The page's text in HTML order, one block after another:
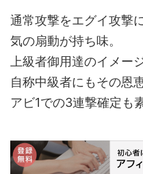
通常攻撃をエグイ攻撃
気の扇動が持ち味。
上級者御用達のイメー
自称中級者にもその恩
アビ1での3連撃確定も